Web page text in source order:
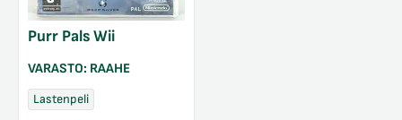
Purr Pals Wii
VARASTO: RAAHE
Lastenpeli